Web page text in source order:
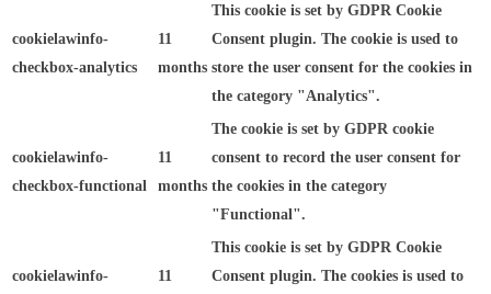
cookielawinfo-
checkbox-analytics
11
months
This cookie is set by GDPR Cookie
Consent plugin. The cookie is used to
store the user consent for the cookies in
the category "Analytics".
cookielawinfo-
checkbox-functional
11
months
The cookie is set by GDPR cookie
consent to record the user consent for
the cookies in the category
"Functional".
cookielawinfo-
11
This cookie is set by GDPR Cookie
Consent plugin. The cookies is used to